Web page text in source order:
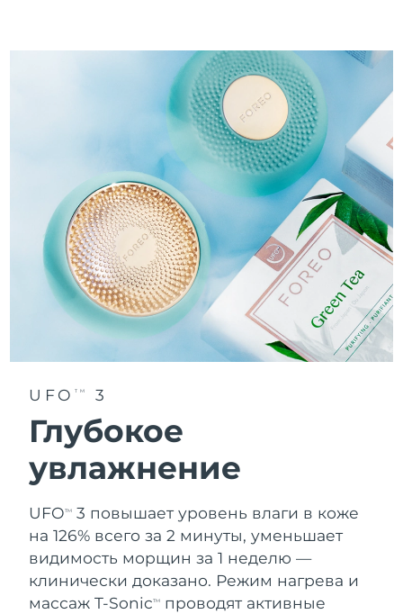
UFO TM 3
Глубокое
увлажнение
UFOTM
3 повышает уровень влаги в коже
на 126% всего за 2 минуты, уменьшает
видимость морщин за 1 неделю —
клинически доказано. Режим нагрева и
массаж T-SonicTM
проводят активные
Ожидаемая дата доставки
Ожидаемая дата доставки
8/12/26
Великобритания
Ожидаемая дата доставки
8/11/26
Соединенные
Штаты
Ожидаемая дата доставки
Узбекистан
Ожидаемая дата доставки
8/16/26
Вьетнам
Ожидаемая дата доставки